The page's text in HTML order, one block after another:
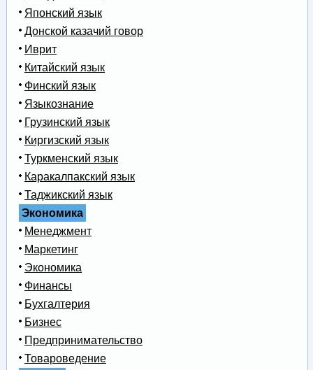
Японский язык
Донской казачий говор
Иврит
Китайский язык
Финский язык
Языкознание
Грузинский язык
Киргизский язык
Туркменский язык
Каракалпакский язык
Таджикский язык
Экономика
Менеджмент
Маркетинг
Экономика
Финансы
Бухгалтерия
Бизнес
Предпринимательство
Товароведение